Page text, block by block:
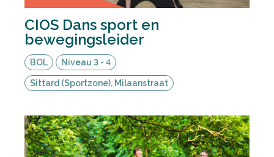
CIOS Dans sport en
bewegingsleider
BOL Niveau 3 - 4
Sittard (Sportzone), Milaanstraat